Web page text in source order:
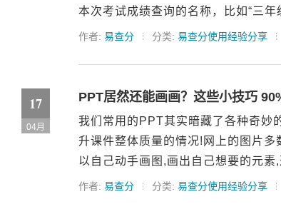
本次考试成绩查询的名称，比如“三年
作者: 易查分 分类: 易查分使用经验分享
17
04月
PPT居然还能画画？这些小技巧
我们常用的PPT其实暗藏了各种奇妙
升课件整体质量的情况!网上的图片
以自己动手画图,画出自己想要的元
作者: 易查分 分类: 易查分使用经验分享